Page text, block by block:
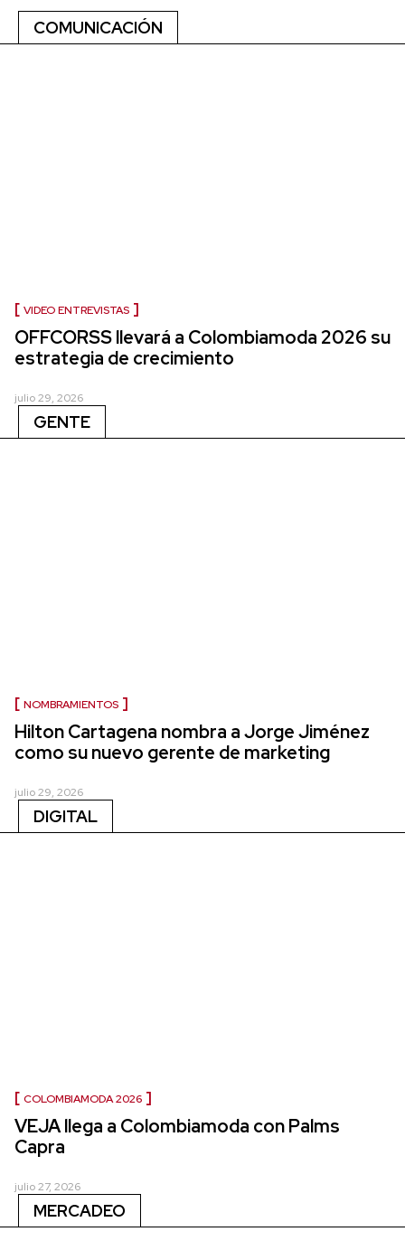
COMUNICACIÓN
VIDEO ENTREVISTAS
OFFCORSS llevará a Colombiamoda 2026 su
estrategia de crecimiento
julio 29, 2026
GENTE
NOMBRAMIENTOS
Hilton Cartagena nombra a Jorge Jiménez
como su nuevo gerente de marketing
julio 29, 2026
DIGITAL
COLOMBIAMODA 2026
VEJA llega a Colombiamoda con Palms
Capra
julio 27, 2026
MERCADEO